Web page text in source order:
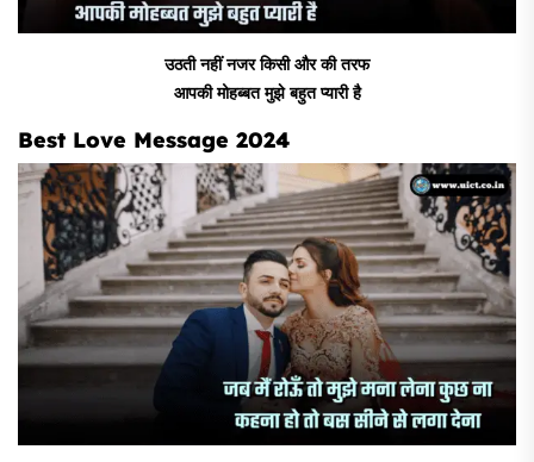
उठती नहीं नजर किसी और की तरफ
आपकी मोहब्बत मुझे बहुत प्यारी है
Best Love Message 2024